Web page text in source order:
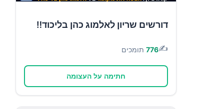
דורשים שריון לאלמוג כהן בליכוד‼️
✍️
776 תומכים
חתימה על העצומה